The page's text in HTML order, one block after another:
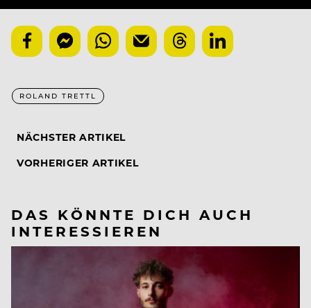
ROLAND TRETTL
NÄCHSTER ARTIKEL
VORHERIGER ARTIKEL
DAS KÖNNTE DICH AUCH
INTERESSIEREN